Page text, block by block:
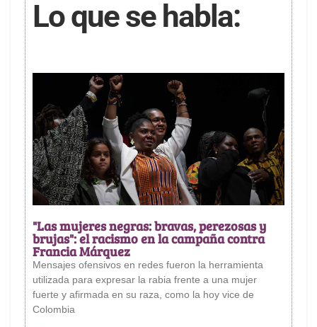
Lo que se habla:
"Las mujeres negras: bravas, perezosas y
brujas": el racismo en la campaña contra
Francia Márquez
Mensajes ofensivos en redes fueron la herramienta
utilizada para expresar la rabia frente a una mujer
fuerte y afirmada en su raza, como la hoy vice de
Colombia